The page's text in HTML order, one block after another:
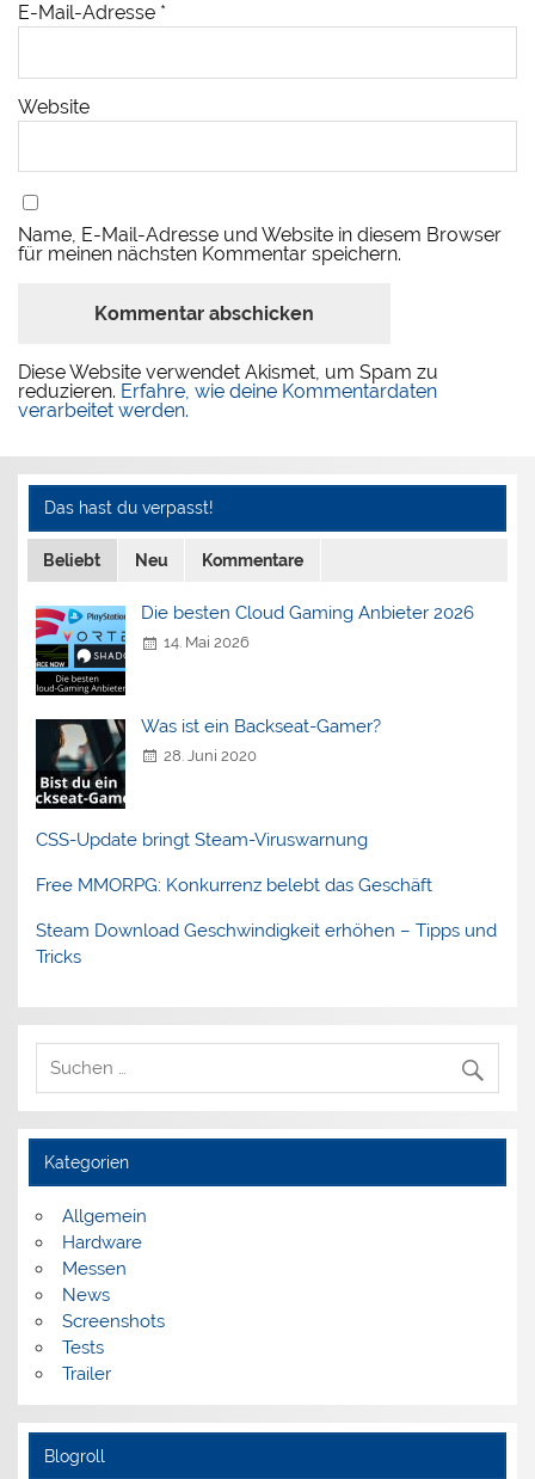
E-Mail-Adresse *
Website
Name, E-Mail-Adresse und Website in diesem Browser
für meinen nächsten Kommentar speichern.
Diese Website verwendet Akismet, um Spam zu
reduzieren. Erfahre, wie deine Kommentardaten
verarbeitet werden.
Das hast du verpasst!
Beliebt Neu Kommentare
Die besten Cloud Gaming Anbieter 2026
14. Mai 2026
Was ist ein Backseat-Gamer?
28. Juni 2020
CSS-Update bringt Steam-Viruswarnung
Free MMORPG: Konkurrenz belebt das Geschäft
Steam Download Geschwindigkeit erhöhen – Tipps und
Tricks
Kategorien
Allgemein
Hardware
Messen
News
Screenshots
Tests
Trailer
Blogroll